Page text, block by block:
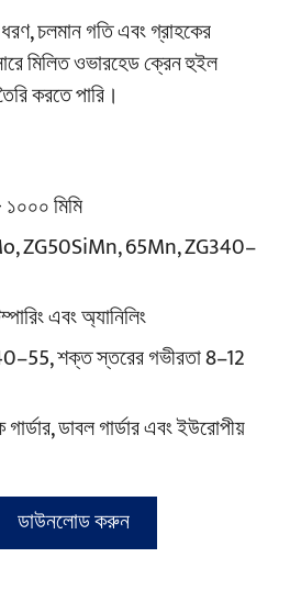
চলমান গতি এবং গ্রাহকের
মিলিত ওভারহেড ক্রেন হুইল
করতে পারি।
১০০০ মিমি
ZG50SiMn, 65Mn, ZG340–
এবং অ্যানিলিং
শক্ত স্তরের গভীরতা 8–12
ডাবল গার্ডার এবং ইউরোপীয়
ডাউনলোড করুন